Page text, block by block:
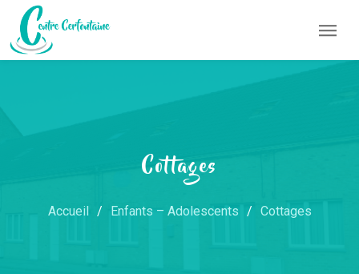
Cottages
Accueil Enfants – Adolescents Cottages